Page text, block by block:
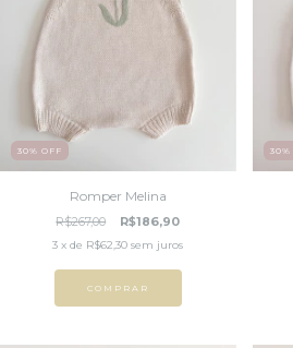
30% OFF
Romper Melina
R$267,00 R$186,90
3 x de R$62,30 sem juros
COMPRAR
30%